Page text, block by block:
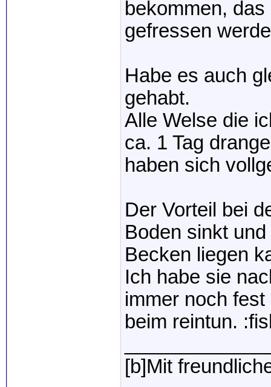
bekommen,
gefressen
Habe es auch
gehabt.
Alle Welse die
ca. 1 Tag
haben sich
Der Vorteil bei
Boden sinkt
Becken liegen
Ich habe sie
immer noch
beim reintun.
[b]Mit